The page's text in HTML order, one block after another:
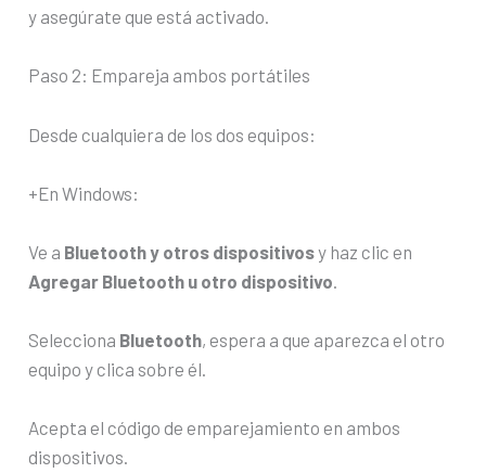
y asegúrate que está activado.
Paso 2: Empareja ambos portátiles
Desde cualquiera de los dos equipos:
+En Windows:
Ve a Bluetooth y otros dispositivosy haz clic en
Agregar Bluetooth u otro dispositivo.
Selecciona Bluetooth, espera a que aparezca el otro
equipo y clica sobre él.
Acepta el código de emparejamiento en ambos
dispositivos.